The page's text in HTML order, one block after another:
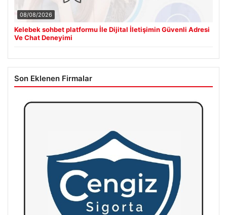
08/08/2026
Kelebek sohbet platformu İle Dijital İletişimin Güvenli Adresi
Ve Chat Deneyimi
Son Eklenen Firmalar